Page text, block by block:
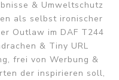
& Umweltschutz
als selbst ironischer
Outlaw im DAF T244
& Tiny URL
frei von Werbung &
der inspirieren soll,